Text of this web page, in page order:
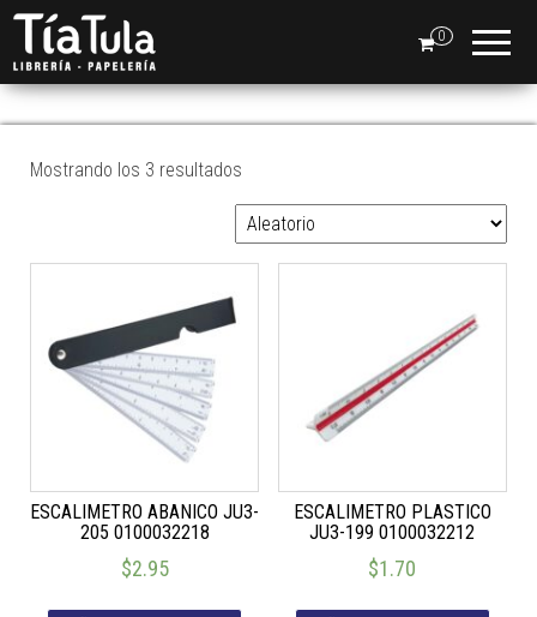
0
ARQUITECTURA
Mostrando los 3 resultados
ESCALIMETRO ABANICO JU3-
205 0100032218
$2.95
ESCALIMETRO PLASTICO
JU3-199 0100032212
$1.70